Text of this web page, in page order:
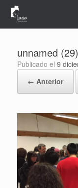
Saltar
contenido
unnamed (29)
Publicado el 9
← Anterior